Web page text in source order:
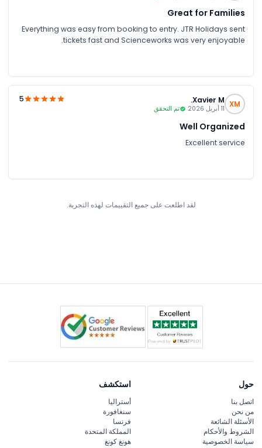
Great for Families
Everything was easy from booking to entry. JTR Holidays sent
tickets fast and Scienceworks was very enjoyable.
XM
Xavier M.
11 أبريل 2026 تم التحقق
5
Well Organized
Excellent service
لقد اطلعت على جميع التقييمات لهذه التجربة.
حول
اتصل بنا
من نحن
الأسئلة الشائعة
الشروط والأحكام
سياسة الخصوصية
استكشف
أستراليا
سنغافورة
فرنسا
المملكة المتحدة
هونغ كونغ